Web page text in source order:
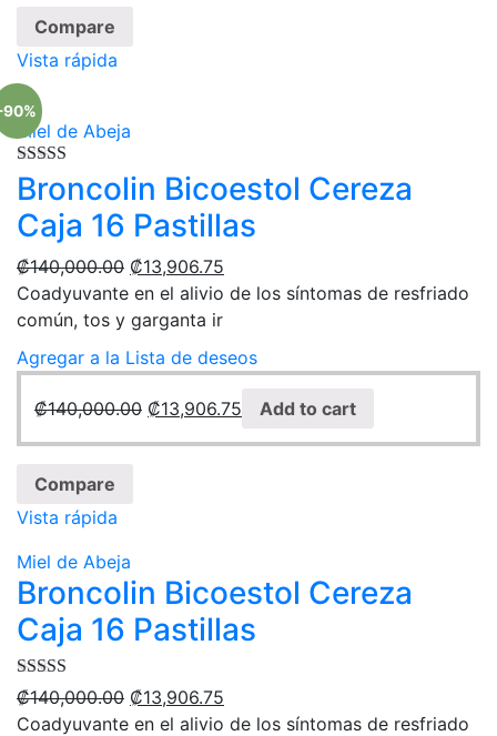
Compare
Vista rápida
Miel de Abeja
Rated 5.00
out of 5
Broncolin Bicoestol Cereza
Caja 16 Pastillas
₡140,000.00 ₡13,906.75
Coadyuvante en el alivio de los síntomas de resfriado
común, tos y garganta ir
Agregar a la Lista de deseos
₡140,000.00 ₡13,906.75 Add to cart
Compare
Vista rápida
Miel de Abeja
Broncolin Bicoestol Cereza
Caja 16 Pastillas
Rated 5.00
out of 5
₡140,000.00 ₡13,906.75
Coadyuvante en el alivio de los síntomas de resfriado